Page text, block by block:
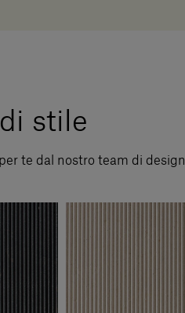
stile
te dal nostro team di design